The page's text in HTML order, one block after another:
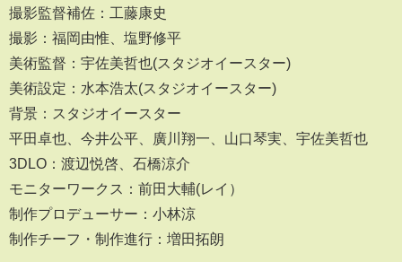
撮影監督補佐：工藤康史
撮影：福岡由惟、塩野修平
美術監督：宇佐美哲也(スタジオイースター)
美術設定：水本浩太(スタジオイースター)
背景：スタジオイースター
平田卓也、今井公平、廣川翔一、山口琴実、宇佐美哲也
3DLO：渡辺悦啓、石橋涼介
モニターワークス：前田大輔(レイ）
制作プロデューサー：小林涼
制作チーフ・制作進行：増田拓朗